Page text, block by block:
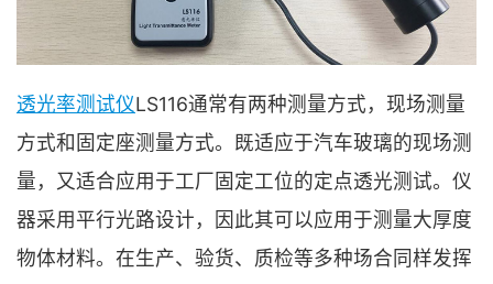
透光率测试仪LS116通常有两种测量方式，现场测量
方式和固定座测量方式。既适应于汽车玻璃的现场测
量，又适合应用于工厂固定工位的定点透光测试。仪
器采用平行光路设计，因此其可以应用于测量大厚度
物体材料。在生产、验货、质检等多种场合同样发挥